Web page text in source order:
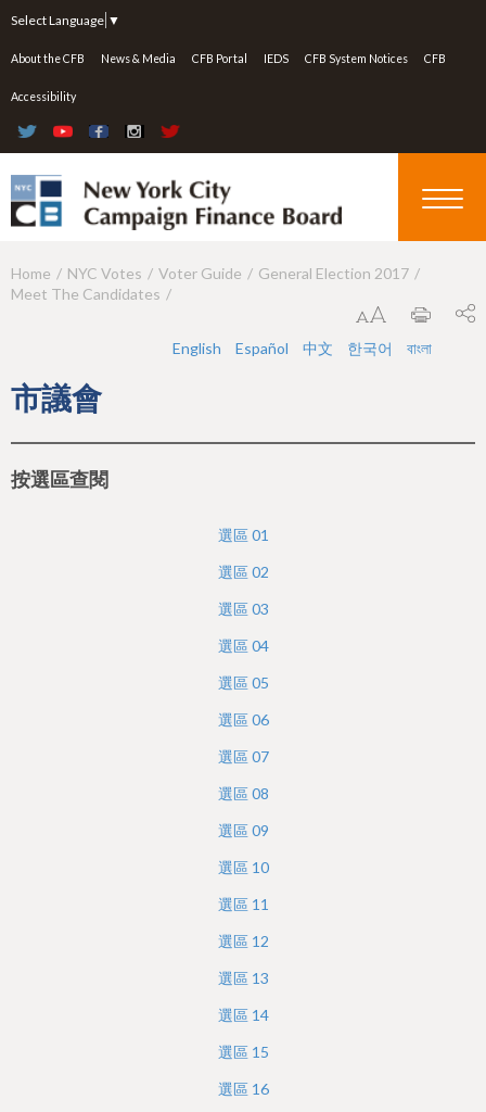
Select Language ▼
About the CFB News & Media CFB Portal IEDS CFB System Notices CFB
Accessibility
Y
a
h
Home NYC Votes Voter Guide
General Election 2017
Meet The Candidates
English Español 中文 한국어 বাংলা
市議會
按選區查閱
選區01
選區02
選區03
選區04
選區05
選區06
選區07
選區08
選區09
選區 10
選區 11
選區 12
選區 13
選區 14
選區 15
選區 16